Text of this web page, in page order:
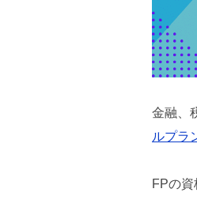
金融、
ルプラ
FPの資